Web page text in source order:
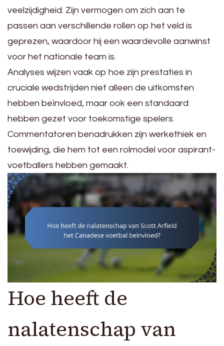
veelzijdigheid. Zijn vermogen om zich aan te
passen aan verschillende rollen op het veld is
geprezen, waardoor hij een waardevolle aanwinst
voor het nationale team is.
Analyses wijzen vaak op hoe zijn prestaties in
cruciale wedstrijden niet alleen de uitkomsten
hebben beïnvloed, maar ook een standaard
hebben gezet voor toekomstige spelers.
Commentatoren benadrukken zijn werkethiek en
toewijding, die hem tot een rolmodel voor aspirant-
voetballers hebben gemaakt.
Hoe heeft de
nalatenschap van